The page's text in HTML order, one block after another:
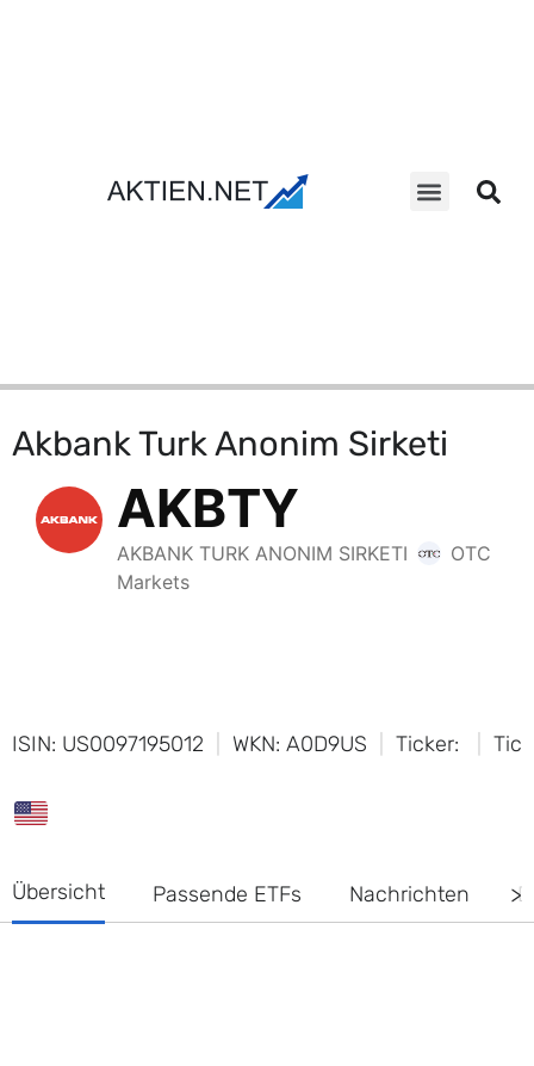
Akbank Turk Anonim Sirketi
ISIN: US0097195012 WKN: A0D9US Ticker:
Übersicht Passende ETFs Nachrichten